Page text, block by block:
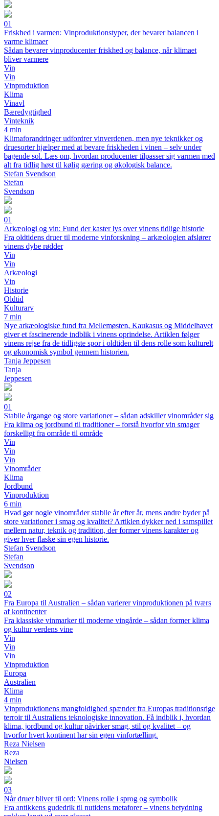
01
Friskhed i varmen: Vinproduktionstyper, der bevarer balancen i
varme klimaer
Sådan bevarer vinproducenter friskhed og balance, når klimaet
bliver varmere
Vin
Vin
Vinproduktion
Klima
Vinavl
Bæredygtighed
Vinteknik
4 min
Klimaforandringer udfordrer vinverdenen, men nye teknikker og
druesorter hjælper med at bevare friskheden i vinen – selv under
bagende sol. Læs om, hvordan producenter tilpasser sig varmen med
alt fra tidlig høst til kølig gæring og økologisk balance.
Stefan Svendson
Stefan
Svendson
01
Arkæologi og vin: Fund der kaster lys over vinens tidlige historie
Fra oldtidens druer til moderne vinforskning – arkæologien afslører
vinens dybe rødder
Vin
Vin
Arkæologi
Vin
Historie
Oldtid
Kulturarv
7 min
Nye arkæologiske fund fra Mellemøsten, Kaukasus og Middelhavet
giver et fascinerende indblik i vinens oprindelse. Artiklen følger
vinens rejse fra de tidligste spor i oldtiden til dens rolle som kulturelt
og økonomisk symbol gennem historien.
Tanja Jeppesen
Tanja
Jeppesen
01
Stabile årgange og store variationer – sådan adskiller vinområder sig
Fra klima og jordbund til traditioner – forstå hvorfor vin smager
forskelligt fra område til område
Vin
Vin
Vin
Vinområder
Klima
Jordbund
Vinproduktion
6 min
Hvad gør nogle vinområder stabile år efter år, mens andre byder på
store variationer i smag og kvalitet? Artiklen dykker ned i samspillet
mellem natur, teknik og tradition, der former vinens karakter og
giver hver flaske sin egen historie.
Stefan Svendson
Stefan
Svendson
02
Fra Europa til Australien – sådan varierer vinproduktionen på tværs
af kontinenter
Fra klassiske vinmarker til moderne vingårde – sådan former klima
og kultur verdens vine
Vin
Vin
Vin
Vinproduktion
Europa
Australien
Klima
4 min
Vinproduktionens mangfoldighed spænder fra Europas traditionsrige
terroir til Australiens teknologiske innovation. Få indblik i, hvordan
klima, jordbund og kultur påvirker smag, stil og kvalitet – og
hvorfor hvert kontinent har sin egen vinfortælling.
Reza Nielsen
Reza
Nielsen
03
Når druer bliver til ord: Vinens rolle i sprog og symbolik
Fra antikkens gudedrik til nutidens metaforer – vinens betydning